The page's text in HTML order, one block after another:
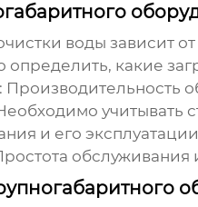
воды зависит
какие
Производительность
учитывать
и его
обслуживания